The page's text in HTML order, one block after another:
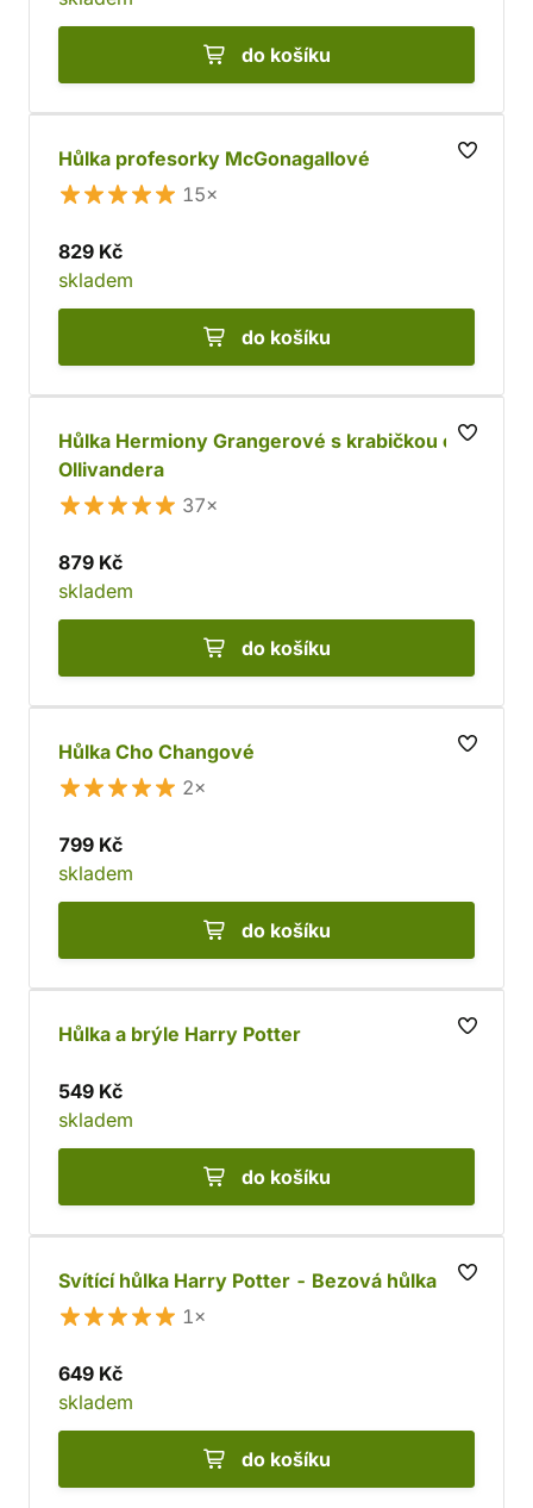
do košíku
Hůlka profesorky McGonagallové
15×
829 Kč
skladem
do košíku
Hůlka Hermiony Grangerové s krabičkou od
Ollivandera
37×
879 Kč
skladem
do košíku
Hůlka Cho Changové
2×
799 Kč
skladem
do košíku
Hůlka a brýle Harry Potter
549 Kč
skladem
do košíku
Svítící hůlka Harry Potter - Bezová hůlka
1×
649 Kč
skladem
do košíku